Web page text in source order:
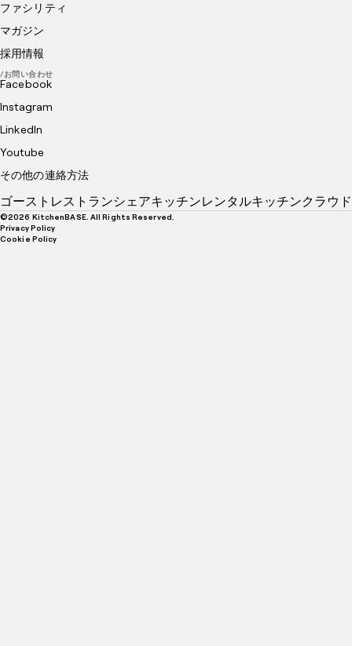
ファシリティ
マガジン
採用情報
/お問い合わせ
Facebook
Instagram
LinkedIn
Youtube
その他の連絡方法
ゴーストレストランシェアキッチンレンタルキッチンクラウ
©2026 KitchenBASE. All Rights Reserved.
Privacy Policy
Cookie Policy